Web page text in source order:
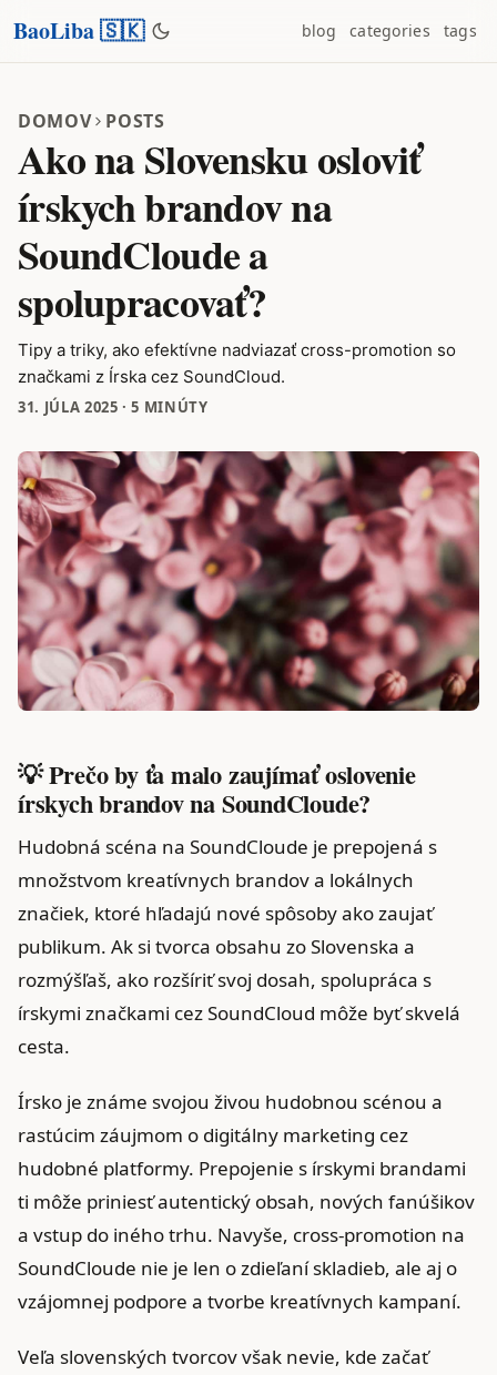
BaoLiba 🇸🇰 blog categories tags
DOMOV POSTS
Ako na Slovensku osloviť
írskych brandov na
SoundCloude a
spolupracovať?
Tipy a triky, ako efektívne nadviazať cross-promotion so
značkami z Írska cez SoundCloud.
31. JÚLA 2025 ·5 MINÚTY
💡 Prečo by ťa malo zaujímať oslovenie
írskych brandov na SoundCloude?
Hudobná scéna na SoundCloude je prepojená s
množstvom kreatívnych brandov a lokálnych
značiek, ktoré hľadajú nové spôsoby ako zaujať
publikum. Ak si tvorca obsahu zo Slovenska a
rozmýšľaš, ako rozšíriť svoj dosah, spolupráca s
írskymi značkami cez SoundCloud môže byť skvelá
cesta.
Írsko je známe svojou živou hudobnou scénou a
rastúcim záujmom o digitálny marketing cez
hudobné platformy. Prepojenie s írskymi brandami
ti môže priniesť autentický obsah, nových fanúšikov
a vstup do iného trhu. Navyše, cross-promotion na
SoundCloude nie je len o zdieľaní skladieb, ale aj o
vzájomnej podpore a tvorbe kreatívnych kampaní.
Veľa slovenských tvorcov však nevie, kde začať